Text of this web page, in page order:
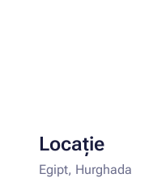
Locație
Egipt, Hurghada